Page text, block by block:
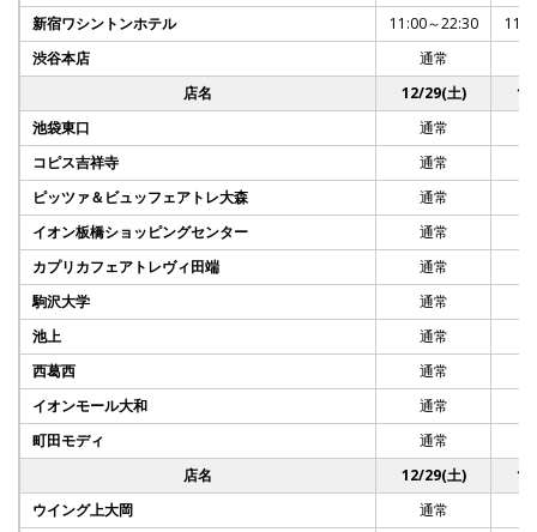
新宿ワシントンホテル
11:00～22:30
渋谷本店
通常
店名
12/29(土)
池袋東口
通常
コピス吉祥寺
通常
ピッツァ＆ビュッフェアトレ大森
通常
イオン板橋ショッピングセンター
通常
カプリカフェアトレヴィ田端
通常
駒沢大学
通常
池上
通常
西葛西
通常
イオンモール大和
通常
町田モディ
通常
店名
12/29(土)
ウイング上大岡
通常